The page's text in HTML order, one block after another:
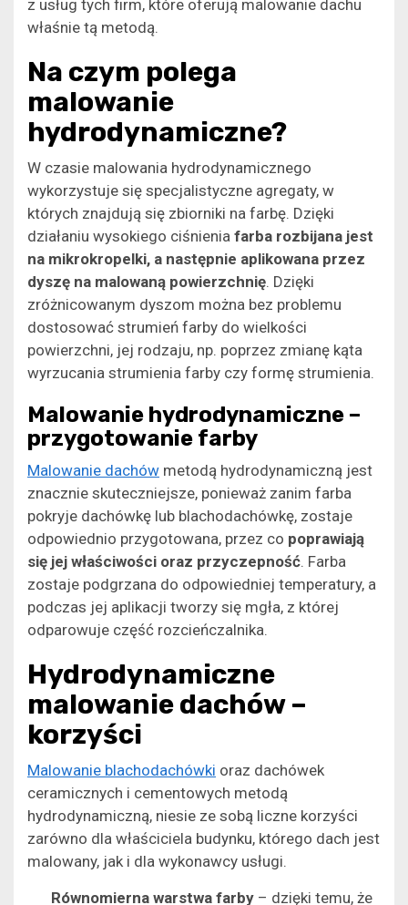
z usług tych firm, które oferują malowanie dachu
właśnie tą metodą.
Na czym polega
malowanie
hydrodynamiczne?
W czasie malowania hydrodynamicznego
wykorzystuje się specjalistyczne agregaty, w
których znajdują się zbiorniki na farbę. Dzięki
działaniu wysokiego ciśnienia farba rozbijana jest
na mikrokropelki, a następnie aplikowana przez
dyszę na malowaną powierzchnię. Dzięki
zróżnicowanym dyszom można bez problemu
dostosować strumień farby do wielkości
powierzchni, jej rodzaju, np. poprzez zmianę kąta
wyrzucania strumienia farby czy formę strumienia.
Malowanie hydrodynamiczne –
przygotowanie farby
Malowanie dachów metodą hydrodynamiczną jest
znacznie skuteczniejsze, ponieważ zanim farba
pokryje dachówkę lub blachodachówkę, zostaje
odpowiednio przygotowana, przez co poprawiają
się jej właściwości oraz przyczepność. Farba
zostaje podgrzana do odpowiedniej temperatury, a
podczas jej aplikacji tworzy się mgła, z której
odparowuje część rozcieńczalnika.
Hydrodynamiczne
malowanie dachów –
korzyści
Malowanie blachodachówki oraz dachówek
ceramicznych i cementowych metodą
hydrodynamiczną, niesie ze sobą liczne korzyści
zarówno dla właściciela budynku, którego dach jest
malowany, jak i dla wykonawcy usługi.
Równomierna warstwa farby– dzięki temu, że